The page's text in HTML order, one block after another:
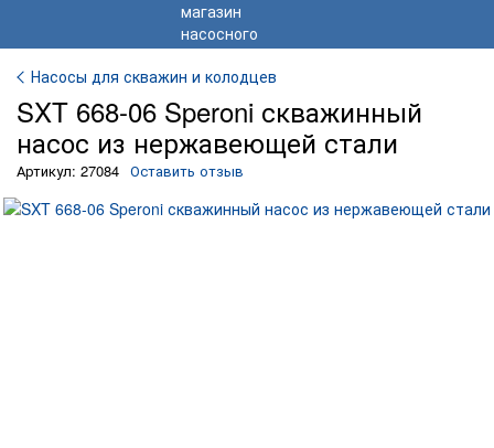
Насосы для скважин и колодцев
SXT 668-06 Speroni скважинный
насос из нержавеющей стали
Артикул: 27084 Оставить отзыв